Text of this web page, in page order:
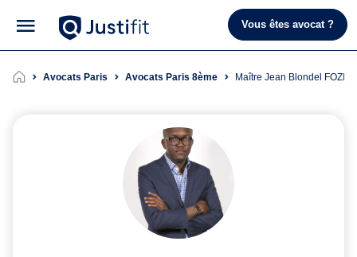
Vous êtes avocat ?
Avocats Paris Avocats Paris 8ème Maître Jean Blondel